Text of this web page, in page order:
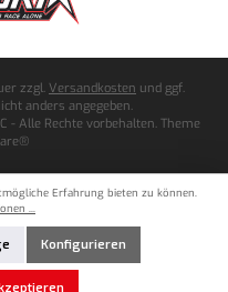
zzgl.Versandkosten und ggf.
anders angegeben.
- Alle Rechte vorbehalten. Theme
Erfahrung bieten zu können.
...
Konfigurieren